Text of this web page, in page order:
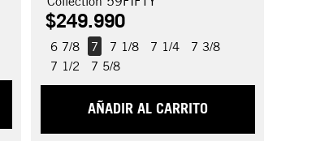
$249.990
7 7 1/4
7 3/8
7 1/2
7 5/8
7 1/8
6 7/8
AÑADIR AL CARRITO